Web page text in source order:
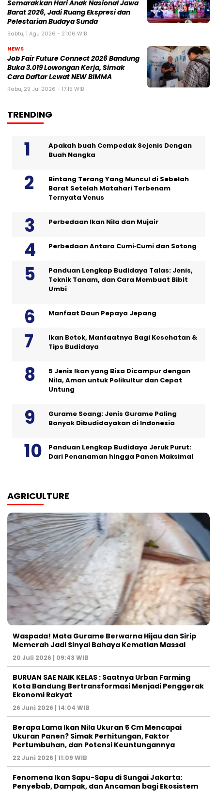
Semarakkan Hari Anak Nasional Jawa
Barat 2026, Jadi Ruang Ekspresi dan
Pelestarian Budaya Sunda
Sabtu, 1 Agu 2026 - 21:06 WIB
NEWS
Job Fair Future Connect 2026 Bandung
Buka 3.019 Lowongan Kerja, Simak
Cara Daftar Lewat NEW BIMMA
Rabu, 29 Jul 2026 - 17:15 WIB
TRENDING
Apakah buah Cempedak Sejenis Dengan
Buah Nangka
Bintang Terang Yang Muncul di Sebelah
Barat Setelah Matahari Terbenam
Ternyata Venus
Perbedaan Ikan Nila dan Mujair
Perbedaan Antara Cumi‑Cumi dan Sotong
Panduan Lengkap Budidaya Talas: Jenis,
Teknik Tanam, dan Cara Membuat Bibit
Umbi
Manfaat Daun Pepaya Jepang
Ikan Betok, Manfaatnya Bagi Kesehatan &
Tips Budidaya
5 Jenis Ikan yang Bisa Dicampur dengan
Nila, Aman untuk Polikultur dan Cepat
Untung
Gurame Soang: Jenis Gurame Paling
Banyak Dibudidayakan di Indonesia
Panduan Lengkap Budidaya Jeruk Purut:
Dari Penanaman hingga Panen Maksimal
AGRICULTURE
Waspada! Mata Gurame Berwarna Hijau dan Sirip
Memerah Jadi Sinyal Bahaya Kematian Massal
20 Juli 2026 | 09:43 WIB
BURUAN SAE NAIK KELAS : Saatnya Urban Farming
Kota Bandung Bertransformasi Menjadi Penggerak
Ekonomi Rakyat
26 Juni 2026 | 14:04 WIB
Berapa Lama Ikan Nila Ukuran 5 Cm Mencapai
Ukuran Panen? Simak Perhitungan, Faktor
Pertumbuhan, dan Potensi Keuntungannya
22 Juni 2026 | 11:09 WIB
Fenomena Ikan Sapu-Sapu di Sungai Jakarta:
Penyebab, Dampak, dan Ancaman bagi Ekosistem